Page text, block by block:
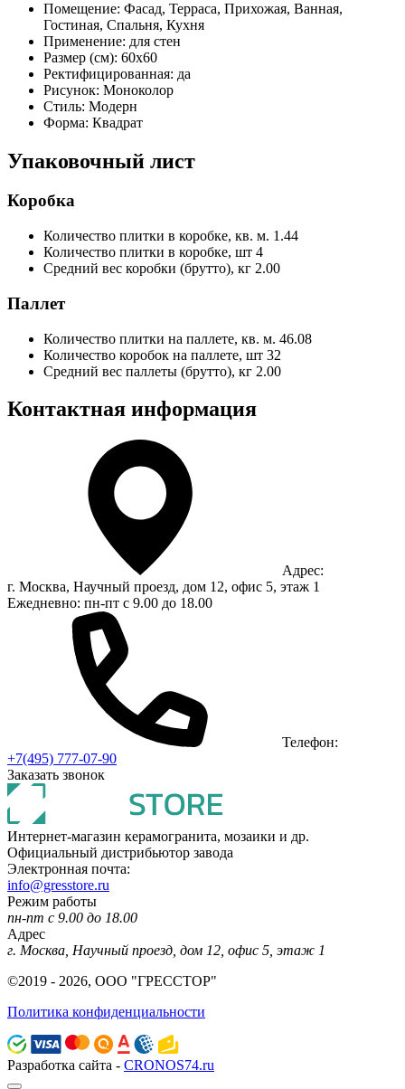
Помещение: Фасад, Терраса, Прихожая, Ванная,
Гостиная, Спальня, Кухня
Применение: для стен
Размер (см): 60x60
Ректифицированная: да
Рисунок: Моноколор
Стиль: Модерн
Форма: Квадрат
Упаковочный лист
Коробка
Количество плитки в коробке, кв. м. 1.44
Количество плитки в коробке, шт 4
Средний вес коробки (брутто), кг 2.00
Паллет
Количество плитки на паллете, кв. м. 46.08
Количество коробок на паллете, шт 32
Средний вес паллеты (брутто), кг 2.00
Контактная информация
Адрес:
г. Москва, Научный проезд, дом 12, офис 5, этаж 1
Ежедневно: пн-пт с 9.00 до 18.00
Телефон:
+7(495) 777-07-90
Заказать звонок
Интернет-магазин керамогранита, мозаики и др.
Официальный дистрибьютор завода
Электронная почта:
info@gresstore.ru
Режим работы
пн-пт с 9.00 до 18.00
Адрес
г. Москва, Научный проезд, дом 12, офис 5, этаж 1
©2019 - 2026, ООО "ГРЕССТОР"
Политика конфиденциальности
Разработка сайта - CRONOS74.ru